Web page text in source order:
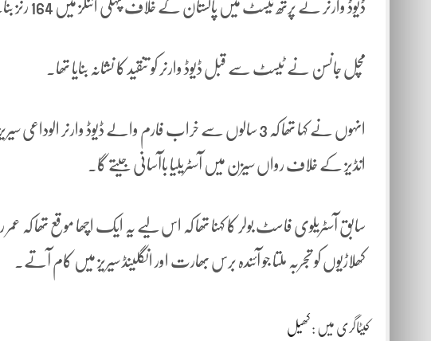
ڈیوڈ وارنر نے پرتھ ٹیسٹ میں پاکستان کے خلاف پہلی اننگز میں 164 رنز بنائے تھے۔
مچل جانسن نے ٹیسٹ سے قبل ڈیوڈ وارنر کو تنقید کا نشانہ بنایا تھا۔
انہوں نے کہا تھا کہ 3 سالوں سے خراب فارم والے ڈیوڈ وارنر
انڈیز کے خلاف رواں سیزن میں آسٹریلیا باآسانی جیتے گا۔
سابق آسٹریلوی فاسٹ بولر کا کہنا تھا کہ اس لیے یہ ایک اچھا موقع تھا کہ
کھلاڑیوں کو تجربہ ملتا جو آئندہ برس بھارت اور انگلینڈ سیریز میں کام آتے۔
کیٹاگری میں : کھیل